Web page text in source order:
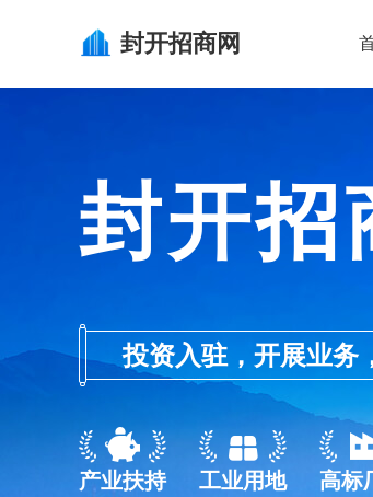
封开招商网
封开招
投资入驻，开展业务
产业扶持 工业用地 高标